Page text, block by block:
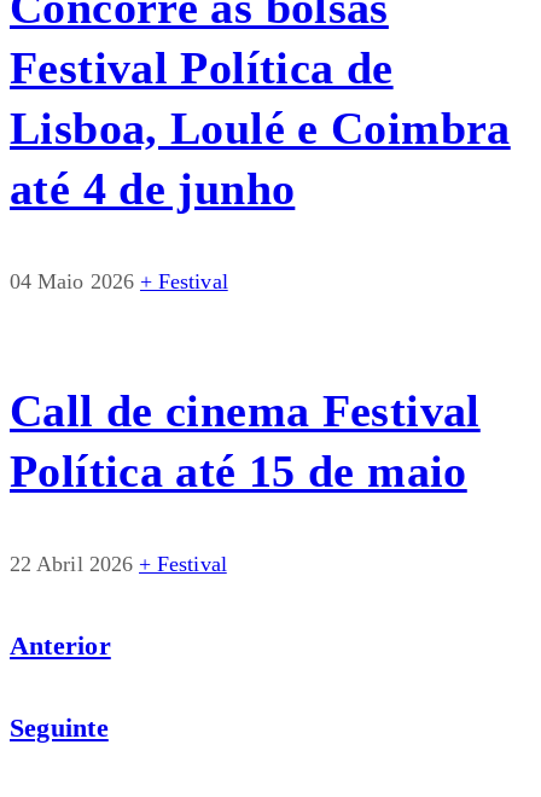
Festival Política de
Lisboa, Loulé e Coimbra
até 4 de junho
04 Maio 2026 + Festival
Call de cinema Festival
Política até 15 de maio
22 Abril 2026 + Festival
Anterior
Seguinte